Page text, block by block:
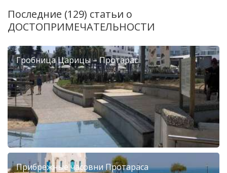
Последние (129) статьи о
ДОСТОПРИМЕЧАТЕЛЬНОСТИ
Гробница Царицы – Протарас
Прибрежные часовни Протараса